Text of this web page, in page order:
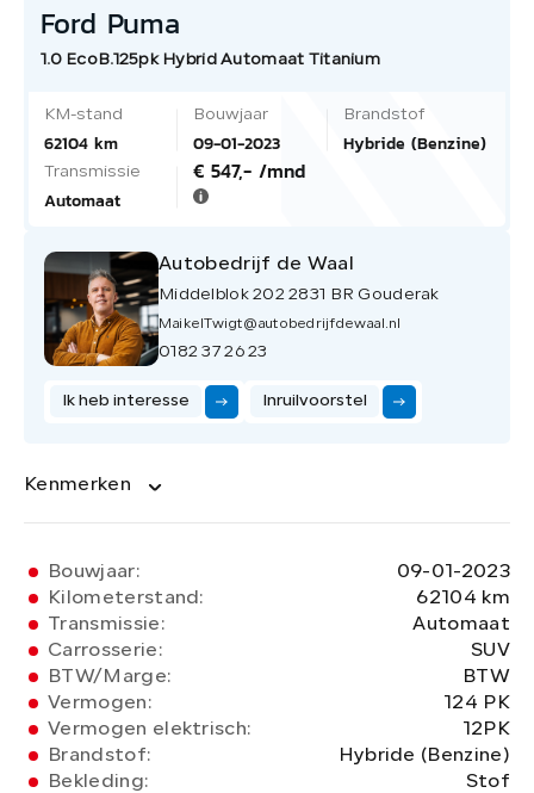
Ford Puma
1.0 EcoB.125pk Hybrid Automaat Titanium
KM-stand
62104 km
Bouwjaar
09-01-2023
Brandstof
Hybride (Benzine)
Transmissie
Automaat
€ 547,- /mnd
Autobedrijf de Waal
Middelblok 202 2831 BR Gouderak
MaikelTwigt@autobedrijfdewaal.nl
0182 37 26 23
Ik heb interesse Inruilvoorstel
Kenmerken
Bouwjaar:
09-01-2023
Kilometerstand:
62104 km
Transmissie:
Automaat
Carrosserie:
SUV
BTW/Marge:
BTW
Vermogen:
124 PK
Vermogen elektrisch:
12PK
Brandstof:
Hybride (Benzine)
Bekleding:
Stof